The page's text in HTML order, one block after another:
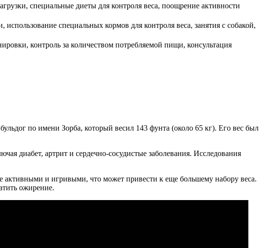
специальные диеты для контроля веса, поощрение активности
специальных кормов для контроля веса, занятия с собакой,
контроль за количеством потребляемой пищи, консультация
по имени Зорба, который весил 143 фунта (около 65 кг). Его вес был
диабет, артрит и сердечно-сосудистые заболевания. Исследования
и игривыми, что может привести к еще большему набору веса.
ожирение.